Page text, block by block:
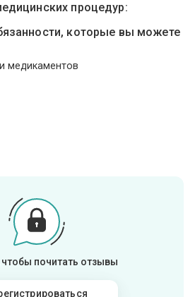
процедур:
которые вы можете
медикаментов
чтобы почитать отзывы